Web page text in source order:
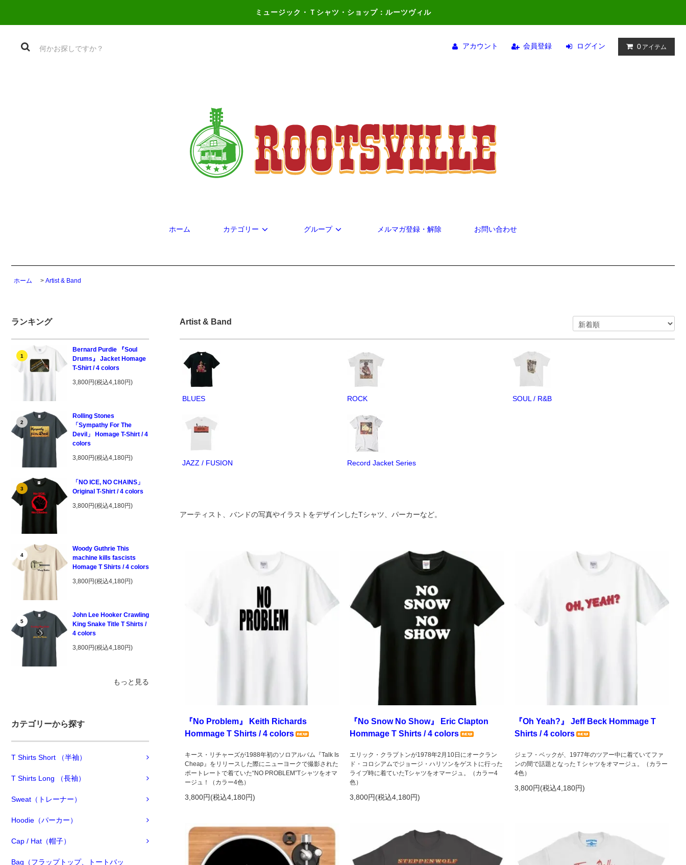
ミュージック・Ｔシャツ・ショップ：ルーツヴィル
アカウント 会員登録 ログイン 0 アイテム
ホーム カテゴリー グループ メルマガ登録・解除 お問い合わせ
ホーム > Artist & Band
ランキング
1
Bernard Purdie 『Soul
Drums』 Jacket Homage
T-Shirt / 4 colors
3,800円(税込4,180円)
2
Rolling Stones
「Sympathy For The
Devil」 Homage T-Shirt / 4
colors
3,800円(税込4,180円)
3
「NO ICE, NO CHAINS」
Original T-Shirt / 4 colors
3,800円(税込4,180円)
4
Woody Guthrie This
machine kills fascists
Homage T Shirts / 4 colors
3,800円(税込4,180円)
5
John Lee Hooker Crawling
King Snake Title T Shirts /
4 colors
3,800円(税込4,180円)
もっと見る
カテゴリーから探す
T Shirts Short （半袖）
T Shirts Long （長袖）
Sweat（トレーナー）
Hoodie（パーカー）
Cap / Hat（帽子）
Bag（フラップトップ、トートバッ
Artist & Band
BLUES ROCK SOUL / R&B
JAZZ / FUSION Record Jacket Series
アーティスト、バンドの写真やイラストをデザインしたTシャツ、パーカーなど。
『No Problem』 Keith Richards
Hommage T Shirts / 4 colors
キース・リチャーズが1988年初のソロアルバム『Talk Is
Cheap』をリリースした際にニューヨークで撮影された
ポートレートで着ていた“NO PROBLEM”Tシャツをオマ
ージュ！（カラー4色）
3,800円(税込4,180円)
『No Snow No Show』 Eric Clapton
Hommage T Shirts / 4 colors
エリック・クラプトンが1978年2月10日にオークラン
ド・コロシアムでジョージ・ハリソンをゲストに行った
ライブ時に着ていたTシャツをオマージュ。（カラー4
色）
3,800円(税込4,180円)
『Oh Yeah?』 Jeff Beck Hommage T
Shirts / 4 colors
ジェフ・ベックが、1977年のツアー中に着ていてファ
ンの間で話題となったＴシャツをオマージュ。（カラー
4色）
3,800円(税込4,180円)